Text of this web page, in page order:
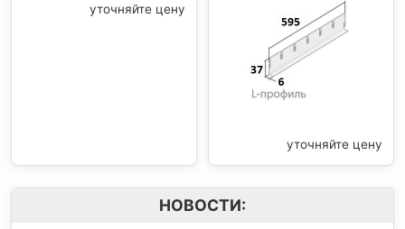
уточняйте цену
уточняйте цену
НОВОСТИ: